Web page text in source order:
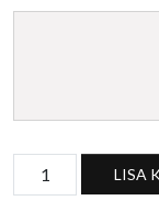
Keeruga 8mmLISA